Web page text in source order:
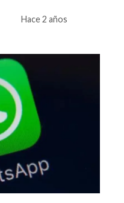
Hace 2 años